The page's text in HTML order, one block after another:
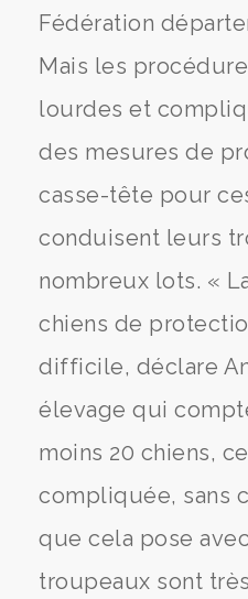
Fédération
Mais les
lourdes et
des mesures de
casse-tête pour
conduisent leurs
nombreux lots. «
chiens de
difficile, déclare
élevage qui
moins 20 chiens,
compliquée, sans
que cela pose
troupeaux sont